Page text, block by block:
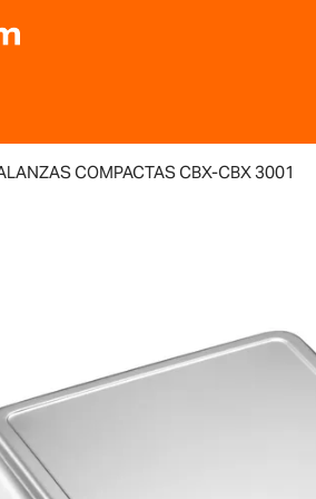
COMPACTAS CBX-CBX 3001